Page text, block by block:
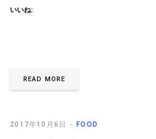
いいね:
READ MORE
FOOD
2017年10月6日